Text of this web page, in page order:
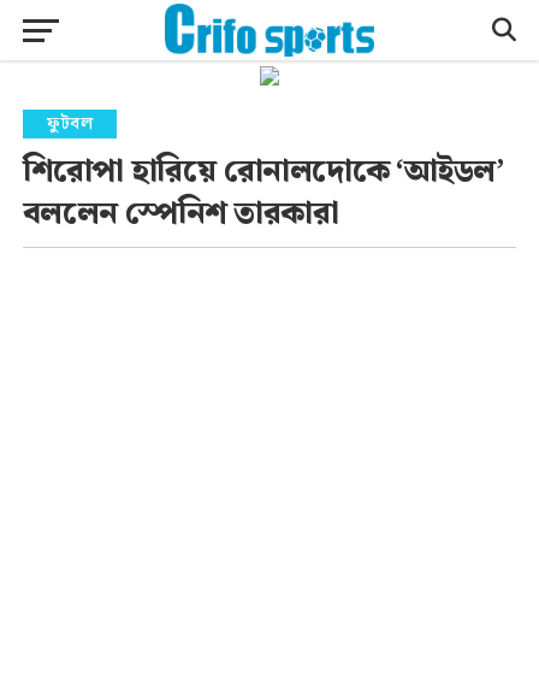
ফুটবল
শিরোপা হারিয়ে রোনালদোকে ‘আইডল’
বললেন স্পেনিশ তারকারা